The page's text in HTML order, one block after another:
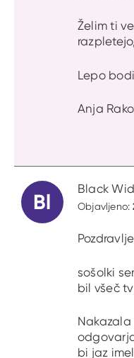
Želim ti
Lepo
Anja
Bl
Black
Objavljeno:
sošolki
bil všeč
Nakazala
bi jaz